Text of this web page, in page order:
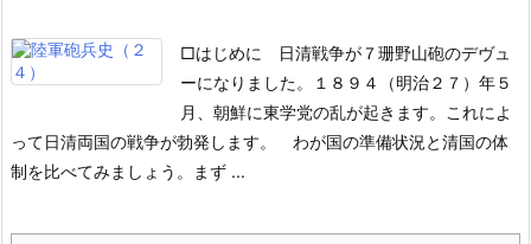
□はじめに
日清戦争が７珊野山砲のデヴュ
ーになりました。１８９４（明治２７）年５
月、朝鮮に東学党の乱が起きます。これによ
って日清両国の戦争が勃発します。
わが国の準備状況と清国の体
制を比べてみましょう。まず ...